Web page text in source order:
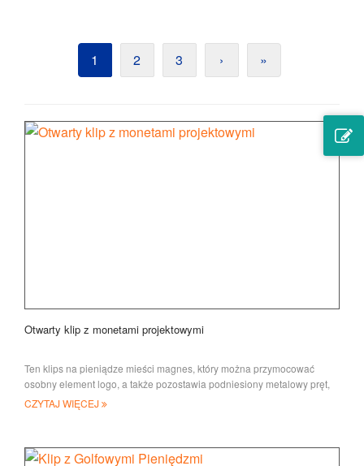
1 2 3 › »
Otwarty klip z monetami projektowymi
Ten klips na pieniądze mieści magnes, który można przymocować
osobny element logo, a także pozostawia podniesiony metalowy pręt,
który pozwala nam na PRI
CZYTAJ WIĘCEJ